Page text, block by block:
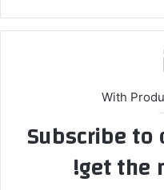
With
Subscribe
get the